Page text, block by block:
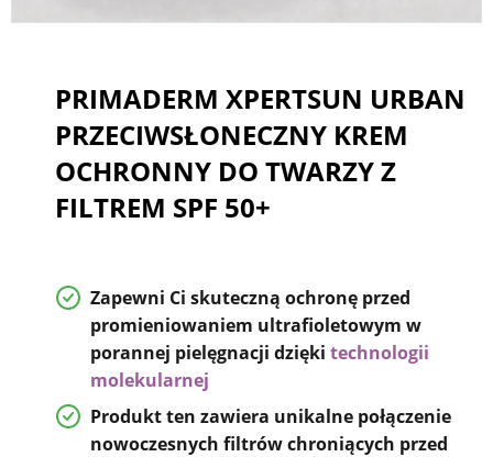
PRIMADERM XPERTSUN URBAN
PRZECIWSŁONECZNY KREM
OCHRONNY DO TWARZY Z
FILTREM SPF 50+
Zapewni Ci skuteczną ochronę przed
promieniowaniem ultrafioletowym w
porannej pielęgnacji dzięki technologii
molekularnej
Produkt ten zawiera unikalne połączenie
nowoczesnych filtrów chroniących przed